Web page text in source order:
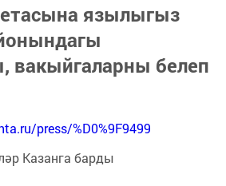
язылыгыз
вакыйгаларны белеп
press/%D0%9F9499